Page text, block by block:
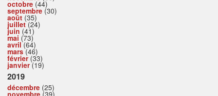
octobre (44)
septembre (30)
août (35)
juillet(24)
juin (41)
mai (73)
avril(64)
mars(46)
février(33)
janvier(19)
2019
décembre (25)
novembre (39)